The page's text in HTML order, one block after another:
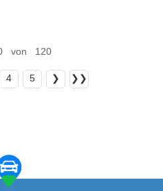
von 120
4 5 ❯ ❯❯